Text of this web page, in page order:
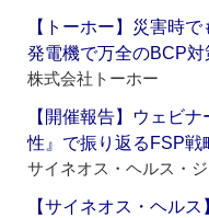
【トーホー】災害時
発電機で万全のBCP対
株式会社トーホー
【開催報告】ウェビ
性』で振り返るFSP戦
サイネオス・ヘルス・
【サイネオス・ヘル